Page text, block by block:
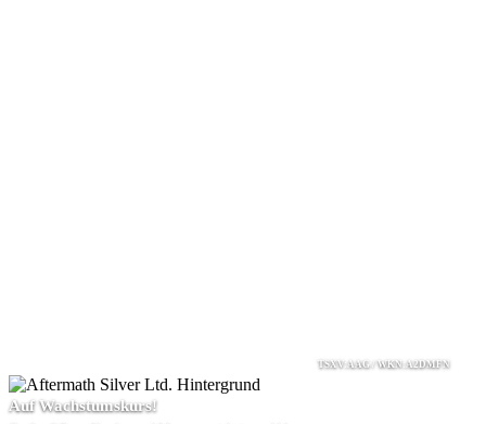
TSXV:AAG / WKN:A2DMFN
Auf Wachstumskurs!